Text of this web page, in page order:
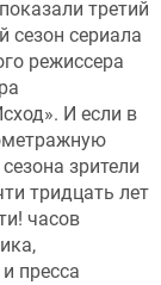
третий
сезон сериала
режиссера
И если в
зрители
тридцать лет
часов
пресса